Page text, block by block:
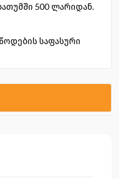
500 ლარიდან.
საფასური